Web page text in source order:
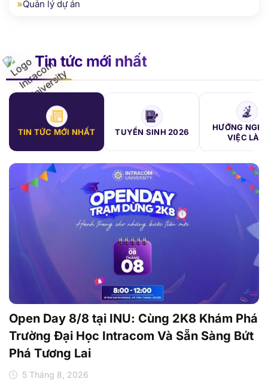
TIN TỨC MỚI NHẤT
VIỆC LÀM
Open Day 8/8 tại INU: Cùng 2K8 Khám Phá
Trường Đại Học Intracom Và Sẵn Sàng Bứt
Phá Tương Lai
5 Tháng 8, 2026
Trước ngưỡng cửa đại học, nhiều học sinh 2K8 không khỏi băn
sự phù hợp với bản thân? Làm thế nào để tiếp cận những chính